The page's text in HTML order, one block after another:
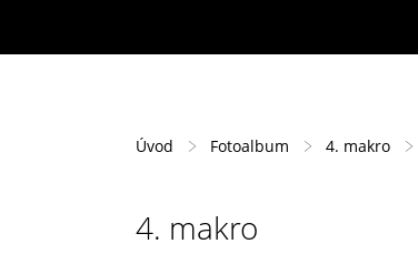
Úvod Fotoalbum 4. makro
4. makro